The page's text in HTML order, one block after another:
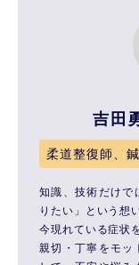
吉田
柔道整復師、
知識、技術だけで
りたい」という想
今現れている症状
親切・丁寧をモッ